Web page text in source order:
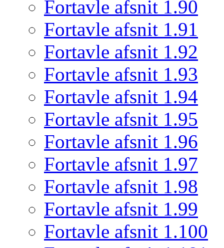
Fortavle afsnit 1.90
Fortavle afsnit 1.91
Fortavle afsnit 1.92
Fortavle afsnit 1.93
Fortavle afsnit 1.94
Fortavle afsnit 1.95
Fortavle afsnit 1.96
Fortavle afsnit 1.97
Fortavle afsnit 1.98
Fortavle afsnit 1.99
Fortavle afsnit 1.100